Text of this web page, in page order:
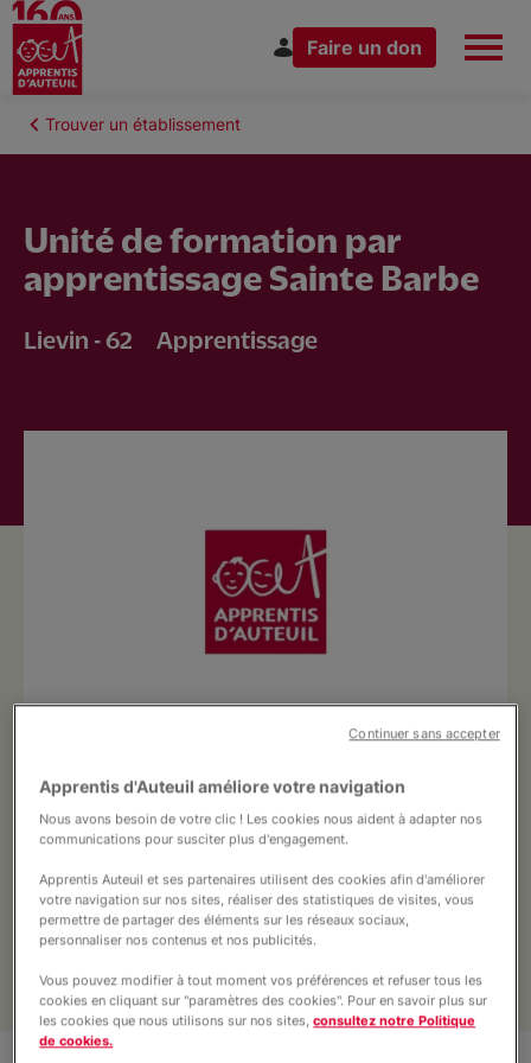
principal
Nous connaître
Vous accompagner
Faire un don
Fil Trouver un établissement
Unité de formation par
apprentissage Sainte Barbe
Lievin - 62 Apprentissage
Le Centre de Formation Professionnelle
Sainte Barbe (CFP) forme aux métiers du
bâtiment, de l'éco-construction et de l'éco-
rénovation, dans cinq filières principales
(bois, couverture, étanchéité, maçonnerie,
plaquisterie). Apprentissage et Formation
Apprentis d'Auteuil améliore votre navigation
Nous avons besoin de votre clic ! Les cookies nous aident à adapter nos
communications pour susciter plus d'engagement.
Apprentis Auteuil et ses partenaires utilisent des cookies afin d'améliorer
votre navigation sur nos sites, réaliser des statistiques de visites, vous
permettre de partager des éléments sur les réseaux sociaux,
personnaliser nos contenus et nos publicités.
Vous pouvez modifier à tout moment vos préférences et refuser tous les
cookies en cliquant sur "paramètres des cookies". Pour en savoir plus sur
les cookies que nous utilisons sur nos sites,consultez notre Politique
de cookies.
Continuer sans accepter